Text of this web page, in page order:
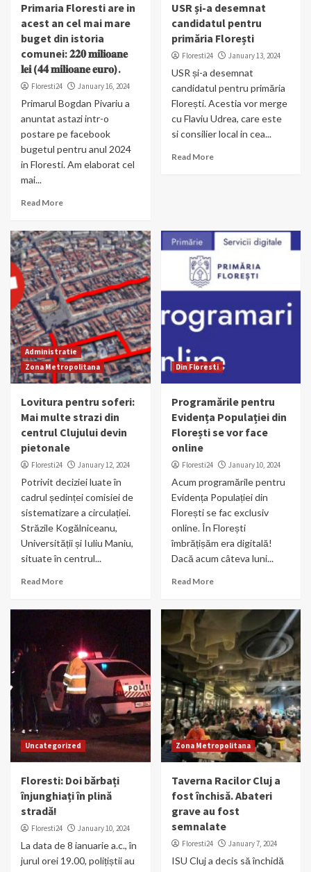
Primaria Floresti are in
acest an cel mai mare
buget din istoria
comunei: 𝟐𝟐𝟎 𝐦𝐢𝐥𝐢𝐨𝐚𝐧𝐞
𝐥𝐞𝐢 (𝟒𝟒 𝐦𝐢𝐥𝐢𝐨𝐚𝐧𝐞 𝐞𝐮𝐫𝐨).
Floresti24 January 16, 2024
Primarul Bogdan Pivariu a
anuntat astazi intr-o
postare pe facebook
bugetul pentru anul 2024
in Floresti. Am elaborat cel
mai...
Read More
USR și-a desemnat
candidatul pentru
primăria Florești
Floresti24 January 13, 2024
USR și-a desemnat
candidatul pentru primăria
Florești. Acestia vor merge
cu Flaviu Udrea, care este
si consilier local in cea...
Read More
Administratie
Zona Metropolitana
Lovitura pentru soferi:
Mai multe strazi din
centrul Clujului devin
pietonale
Floresti24 January 12, 2024
Potrivit deciziei luate în
cadrul ședinței comisiei de
sistematizare a circulației.
Străzile Kogălniceanu,
Universității și Iuliu Maniu,
situate în centrul...
Read More
Din Floresti
Programările pentru
Evidența Populației din
Florești se vor face
online
Floresti24 January 10, 2024
Acum programările pentru
Evidența Populației din
Florești se fac exclusiv
online. În Florești
îmbrățișăm era digitală!
Dacă acum câteva luni...
Read More
Uncategorized
Floresti: Doi bărbați
înjunghiați în plină
stradă!
Floresti24 January 10, 2024
La data de 8 ianuarie a.c., în
jurul orei 19.00, polițiștii au
Zona Metropolitana
Taverna Racilor Cluj a
fost închisă. Abateri
grave au fost
semnalate
Floresti24 January 7, 2024
ISU Cluj a decis să închidă